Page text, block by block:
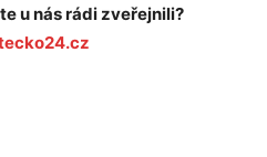
u nás rádi zveřejnili?